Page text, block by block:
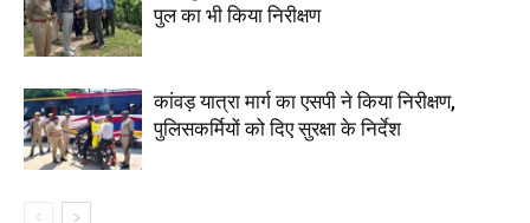
पुल का भी किया निरीक्षण
कांवड़ यात्रा मार्ग का एसपी ने किया निरीक्षण,
पुलिसकर्मियों को दिए सुरक्षा के निर्देश